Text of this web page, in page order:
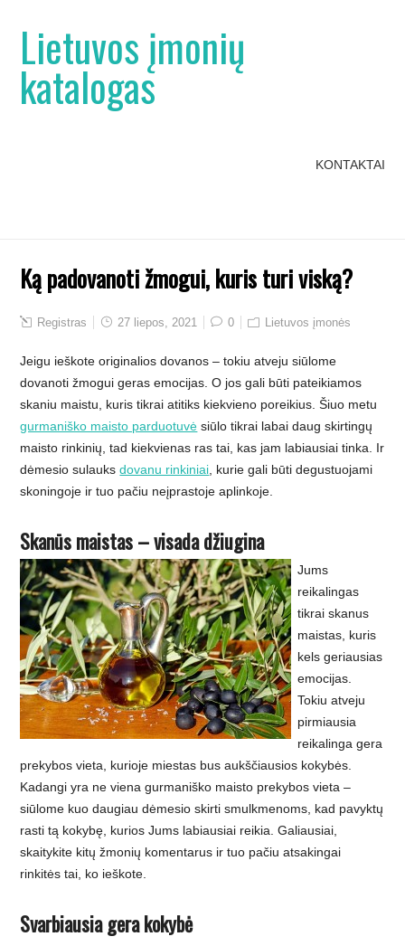
Lietuvos įmonių
katalogas
KONTAKTAI
Ką padovanoti žmogui, kuris turi viską?
Registras 27 liepos, 2021 0 Lietuvos įmonės
Jeigu ieškote originalios dovanos – tokiu atveju siūlome
dovanoti žmogui geras emocijas. O jos gali būti pateikiamos
skaniu maistu, kuris tikrai atitiks kiekvieno poreikius. Šiuo metu
gurmaniško maisto parduotuvė siūlo tikrai labai daug skirtingų
maisto rinkinių, tad kiekvienas ras tai, kas jam labiausiai tinka. Ir
dėmesio sulauksdovanu rinkiniai , kurie gali būti degustuojami
skoningoje ir tuo pačiu neįprastoje aplinkoje.
Skanūs maistas – visada džiugina
Jums
reikalingas
tikrai skanus
maistas, kuris
kels geriausias
emocijas.
Tokiu atveju
pirmiausia
reikalinga gera
prekybos vieta, kurioje miestas bus aukščiausios kokybės.
Kadangi yra ne viena gurmaniško maisto prekybos vieta –
siūlome kuo daugiau dėmesio skirti smulkmenoms, kad pavyktų
rasti tą kokybę, kurios Jums labiausiai reikia. Galiausiai,
skaitykite kitų žmonių komentarus ir tuo pačiu atsakingai
rinkitės tai, ko ieškote.
Svarbiausia gera kokybė